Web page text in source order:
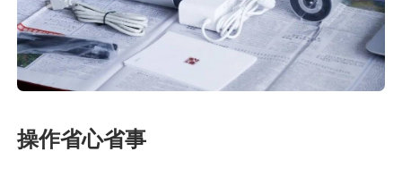
操作省心省事